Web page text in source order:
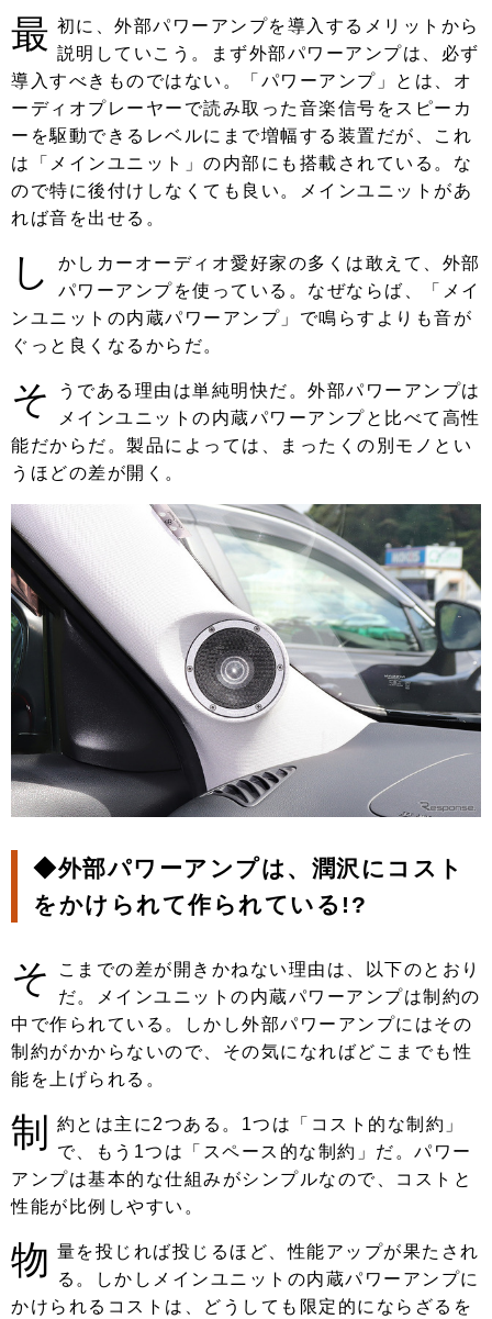
最 初に、外部パワーアンプを導入するメリットから
説明していこう。まず外部パワーアンプは、必ず
導入すべきものではない。「パワーアンプ」とは、オ
ーディオプレーヤーで読み取った音楽信号をスピーカ
ーを駆動できるレベルにまで増幅する装置だが、これ
は「メインユニット」の内部にも搭載されている。な
ので特に後付けしなくても良い。メインユニットがあ
れば音を出せる。
し
かしカーオーディオ愛好家の多くは敢えて、外部
パワーアンプを使っている。なぜならば、「メイ
ンユニットの内蔵パワーアンプ」で鳴らすよりも音が
ぐっと良くなるからだ。
そ
うである理由は単純明快だ。外部パワーアンプは
メインユニットの内蔵パワーアンプと比べて高性
能だからだ。製品によっては、まったくの別モノとい
うほどの差が開く。
◆外部パワーアンプは、潤沢にコスト
をかけられて作られている!?
そ
こまでの差が開きかねない理由は、以下のとおり
だ。メインユニットの内蔵パワーアンプは制約の
中で作られている。しかし外部パワーアンプにはその
制約がかからないので、その気になればどこまでも性
能を上げられる。
制
約とは主に2つある。1つは「コスト的な制約」
で、もう1つは「スペース的な制約」だ。パワー
アンプは基本的な仕組みがシンプルなので、コストと
性能が比例しやすい。
物 量を投じれば投じるほど、性能アップが果たされ
る。しかしメインユニットの内蔵パワーアンプに
かけられるコストは、どうしても限定的にならざるを